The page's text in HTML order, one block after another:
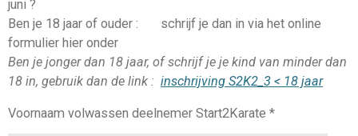
juni ?
Ben je 18 jaar of ouder : schrijf je dan in via het online
formulier hier onder
Ben je jonger dan 18 jaar, of schrijf je je kind van minder dan
18 in, gebruik dan de link : inschrijving S2K2_3 < 18 jaar
Voornaam volwassen deelnemer Start2Karate *